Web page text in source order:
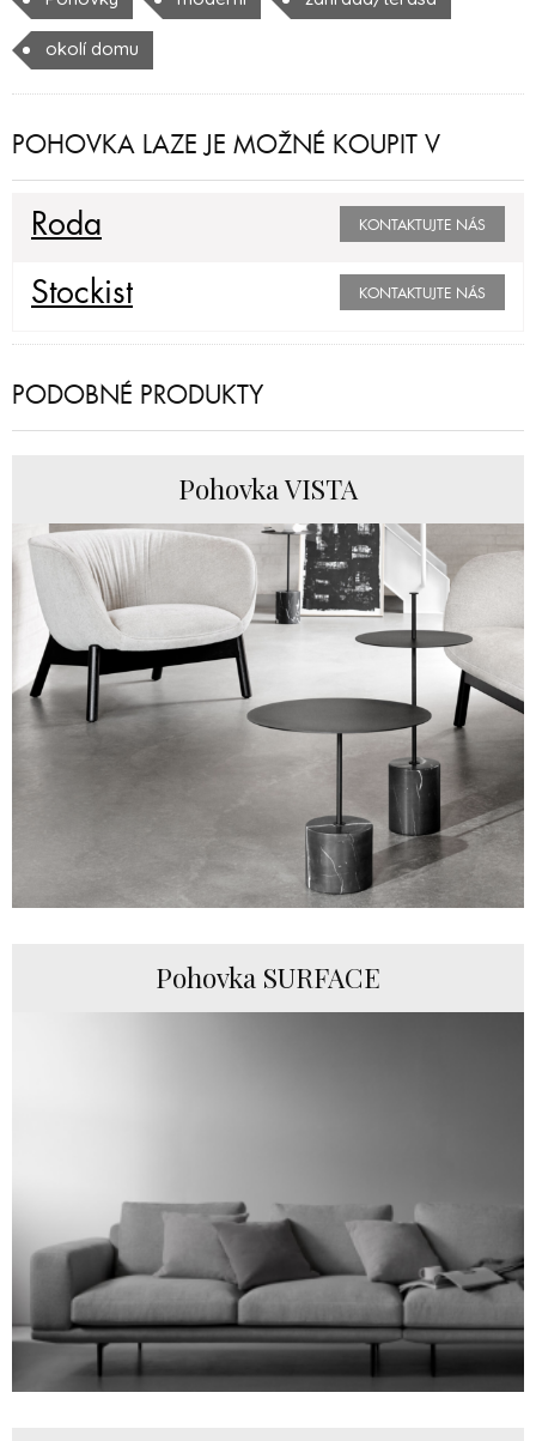
okolí domu
POHOVKA LAZE JE MOŽNÉ KOUPIT V
Roda KONTAKTUJTE NÁS
Stockist KONTAKTUJTE NÁS
PODOBNÉ PRODUKTY
Pohovka VISTA
Pohovka SURFACE